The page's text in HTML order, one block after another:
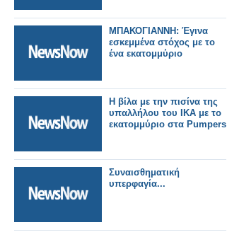
ΜΠΑΚΟΓΙΑΝΝΗ: Έγινα
εσκεμμένα στόχος με το
ένα εκατομμύριο
Η βίλα με την πισίνα της
υπαλλήλου του ΙΚΑ με το
εκατομμύριο στα Pumpers
Συναισθηματική
υπερφαγία...